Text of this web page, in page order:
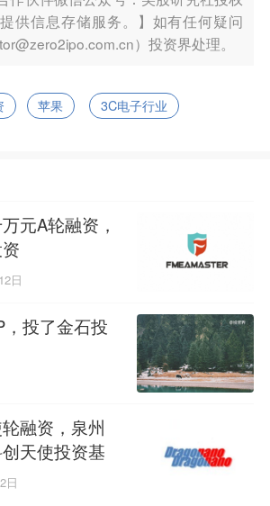
供信息存储服务。】如有任何疑问
）投资界处理。
苹果 3C电子行业
元A轮融资，
日
投了金石投
融资，泉州
天使投资基
日